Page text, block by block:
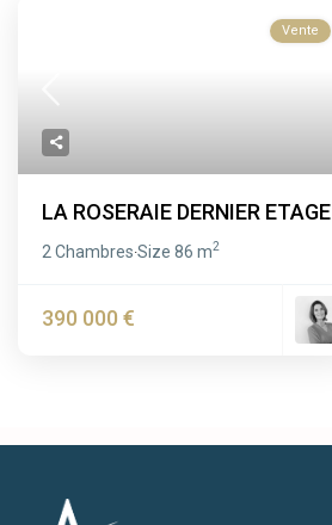
Vente
LA ROSERAIE DERNIER ETAGE
2 Chambres·Size86 m2
390 000 €